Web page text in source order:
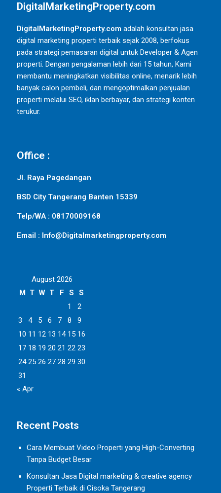
DigitalMarketingProperty.com
DigitalMarketingProperty.com adalah konsultan jasa
digital marketing properti terbaik sejak 2008, berfokus
pada strategi pemasaran digital untuk Developer & Agen
properti. Dengan pengalaman lebih dari 15 tahun, Kami
membantu meningkatkan visibilitas online, menarik lebih
banyak calon pembeli, dan mengoptimalkan penjualan
properti melalui SEO, iklan berbayar, dan strategi konten
terukur.
Office :
Jl. Raya Pagedangan
BSD City Tangerang Banten 15339
Telp/WA : 08170009168
Email : Info@Digitalmarketingproperty.com
August 2026
M T W T F S
S
1
2
3
4 5 6 7 8
9
10 11 12 13 14 15 16
17 18 19 20 21 22 23
24 25 26 27 28 29 30
31
« Apr
Recent Posts
Cara Membuat Video Properti yang High-Converting
Tanpa Budget Besar
Konsultan Jasa Digital marketing & creative agency
Properti Terbaik di Cisoka Tangerang